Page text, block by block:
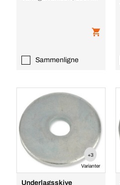
Sammenligne
+3
Varianter
Underlagsskive